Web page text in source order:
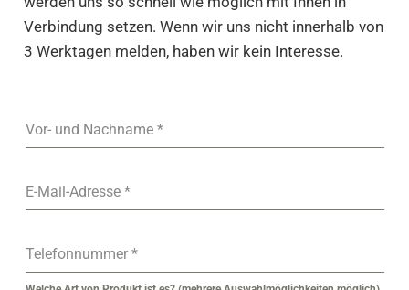
Verbindung setzen. Wenn wir uns nicht innerhalb von
3 Werktagen melden, haben wir kein Interesse.
Vor- und Nachname *
E-Mail-Adresse *
Telefonnummer *